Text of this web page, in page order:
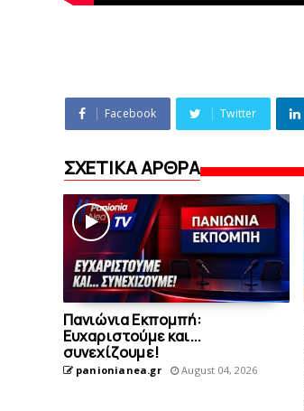
Facebook Twitter
ΣΧΕΤΙΚΑ ΑΡΘΡΑ
Πανιώνια Εκπομπή:
Eυχαριστούμε και...
συνεχίζουμε!
panionianea.gr August 04, 2026